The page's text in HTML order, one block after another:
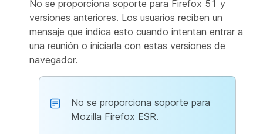
No se proporciona soporte para Firefox 51 y
versiones anteriores. Los usuarios reciben un
mensaje que indica esto cuando intentan entrar a
una reunión o iniciarla con estas versiones de
navegador.
No se proporciona soporte para
Mozilla Firefox ESR.